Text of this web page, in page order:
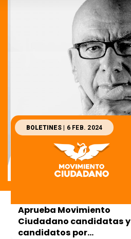
BOLETINES | 6 FEB. 2024
Aprueba Movimiento
Ciudadano candidatas y
candidatos por...